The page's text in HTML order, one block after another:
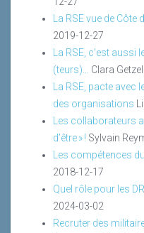
La RSE vue de Côte
2019-12-27
La RSE, c’est aussi
(teurs)…
Clara Getzel
La RSE, pacte avec
des organisations
Les collaborateurs
d’être » ! Sylvain
Les compétences
2018-12-17
Quel rôle pour les
2024-03-02
Recruter des